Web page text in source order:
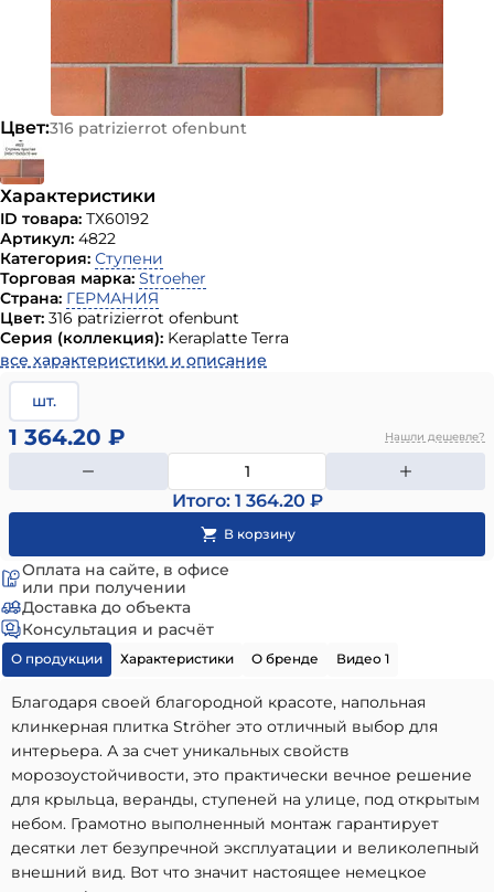
Цвет:316 patrizierrot ofenbunt
Характеристики
ID товара: ТХ60192
Артикул: 4822
Категория: Ступени
Торговая марка: Stroeher
Страна: ГЕРМАНИЯ
Цвет: 316 patrizierrot ofenbunt
Серия (коллекция): Keraplatte Terra
все характеристики и описание
шт.
1 364.20 ₽ Нашли дешевле?
Итого: 1 364.20 ₽
Оплата на сайте, в офисе
или при получении
Доставка до объекта
Консультация и расчёт
О продукции Характеристики О бренде Видео 1
Благодаря своей благородной красоте, напольная
клинкерная плитка Ströher это отличный выбор для
интерьера. А за счет уникальных свойств
морозоустойчивости, это практически вечное решение
для крыльца, веранды, ступеней на улице, под открытым
небом. Грамотно выполненный монтаж гарантирует
десятки лет безупречной эксплуатации и великолепный
внешний вид. Вот что значит настоящее немецкое